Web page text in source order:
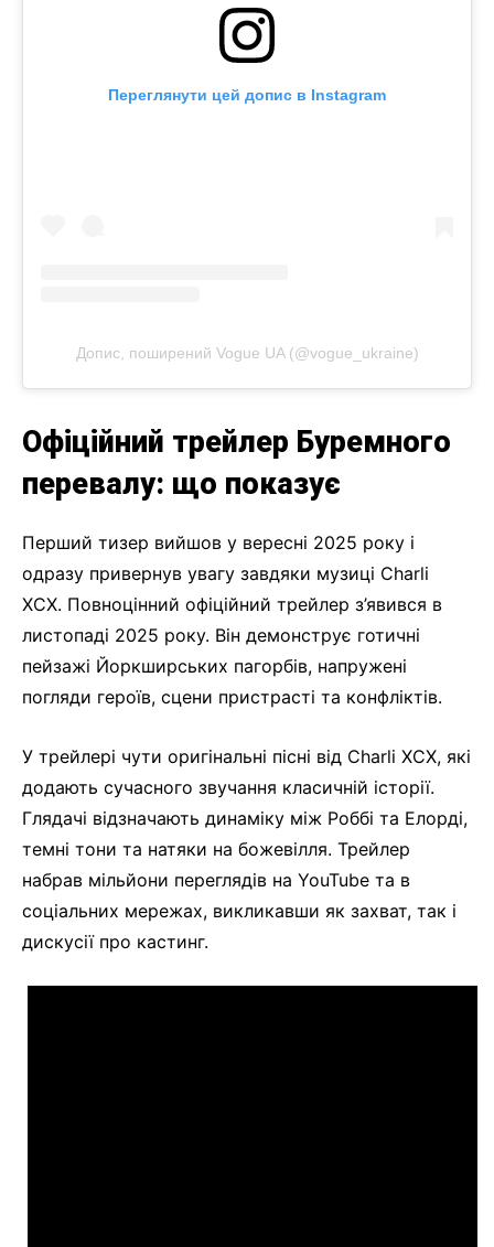
Переглянути цей допис в Instagram
Допис, поширений Vogue UA (@vogue_ukraine)
Офіційний трейлер Буремного
перевалу: що показує
Перший тизер вийшов у вересні 2025 року і
одразу привернув увагу завдяки музиці Charli
XCX. Повноцінний офіційний трейлер з’явився в
листопаді 2025 року. Він демонструє готичні
пейзажі Йоркширських пагорбів, напружені
погляди героїв, сцени пристрасті та конфліктів.
У трейлері чути оригінальні пісні від Charli XCX, які
додають сучасного звучання класичній історії.
Глядачі відзначають динаміку між Роббі та Елорді,
темні тони та натяки на божевілля. Трейлер
набрав мільйони переглядів на YouTube та в
соціальних мережах, викликавши як захват, так і
дискусії про кастинг.